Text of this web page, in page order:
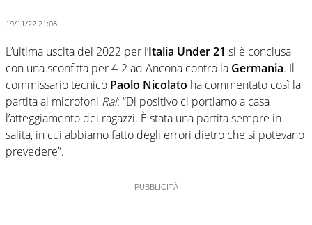
19/11/22 21:08
L’ultima uscita del 2022 per l’Italia Under 21 si è conclusa
con una sconfitta per 4-2 ad Ancona contro la Germania. Il
commissario tecnico Paolo Nicolato ha commentato così la
partita ai microfoni Rai: “Di positivo ci portiamo a casa
l’atteggiamento dei ragazzi. È stata una partita sempre in
salita, in cui abbiamo fatto degli errori dietro che si potevano
prevedere”.